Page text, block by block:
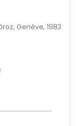
Genève, 1983